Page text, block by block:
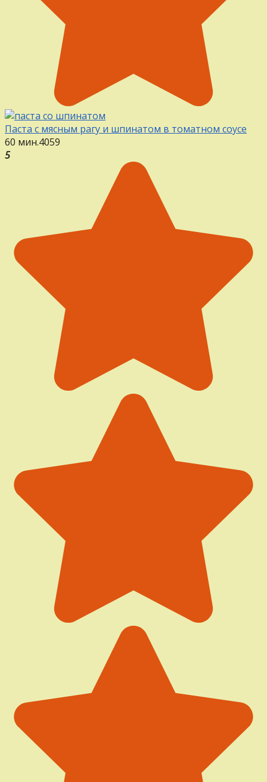
Паста с мясным рагу и шпинатом в томатном соусе
60 мин.4059
5